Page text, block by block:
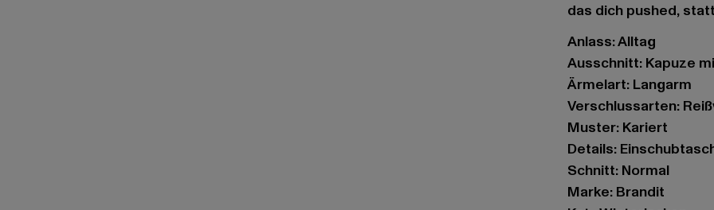
das dich pushed,
Anlass: Alltag
Ausschnitt: Kapuze
Ärmelart: Langarm
Verschlussarten:
Muster: Kariert
Details:
Schnitt: Normal
Marke: Brandit